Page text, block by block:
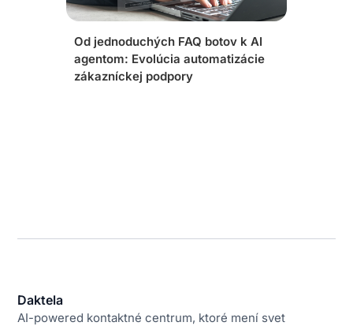
Od jednoduchých FAQ botov k AI
agentom: Evolúcia automatizácie
zákazníckej podpory
Daktela
AI-powered kontaktné centrum, ktoré mení svet